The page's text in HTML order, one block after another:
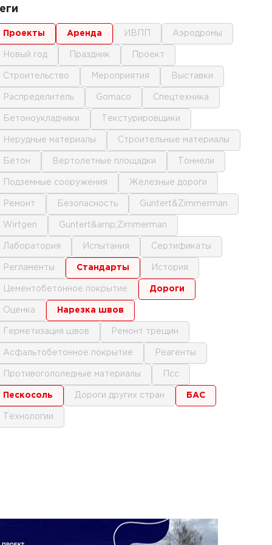
проекты аренда ИВПП аэродромы
новый год праздник проект
строительство мероприятия выставки
распределитель gomaco спецтехника
бетоноукладчики текстурировщики
нерудные материалы строительные материалы
бетон вертолетные площадки тоннели
подземные сооружения железные дороги
ремонт безопасность Guntert&Zimmerman
Wirtgen Guntert&amp;Zimmerman
лаборатория испытания сертификаты
регламенты стандарты история
цементобетонное покрытие дороги
оценка нарезка швов
герметизация швов ремонт трещин
асфальтобетонное покрытие реагенты
противогололедные материалы псс
пескосоль дороги других стран БАС
технологии